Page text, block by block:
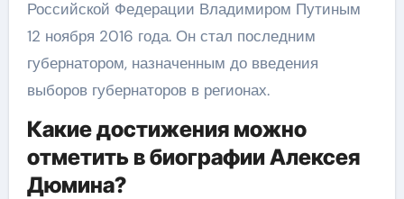
Российской Федерации Владимиром Путиным
12 ноября 2016 года. Он стал последним
губернатором, назначенным до введения
выборов губернаторов в регионах.
Какие достижения можно
отметить в биографии Алексея
Дюмина?